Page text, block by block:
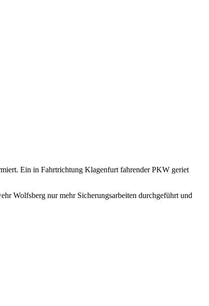
Ein in Fahrtrichtung Klagenfurt fahrender PKW geriet
Wolfsberg nur mehr Sicherungsarbeiten durchgeführt und